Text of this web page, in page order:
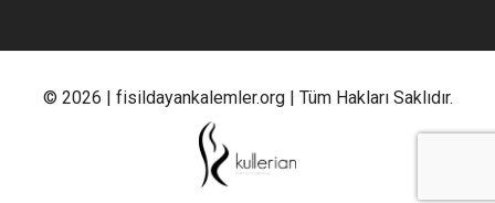
© 2026 | fisildayankalemler.org | Tüm Hakları Saklıdır.